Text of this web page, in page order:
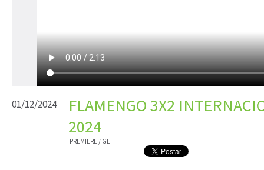
01/12/2024
FLAMENGO 3X2
2024
PREMIERE / GE